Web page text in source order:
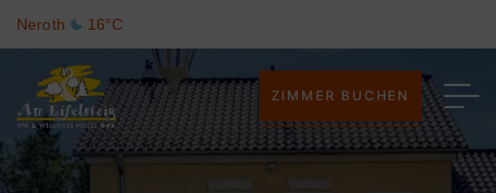
Neroth 16°C
ZIMMER BUCHEN